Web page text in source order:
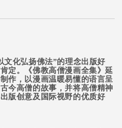
文化弘扬佛法”的理念出版好
定。《佛教高僧漫画全集》延
作，以漫画温暖易懂的语言呈
今高僧的故事，并将高僧精神
版创意及国际视野的优质好